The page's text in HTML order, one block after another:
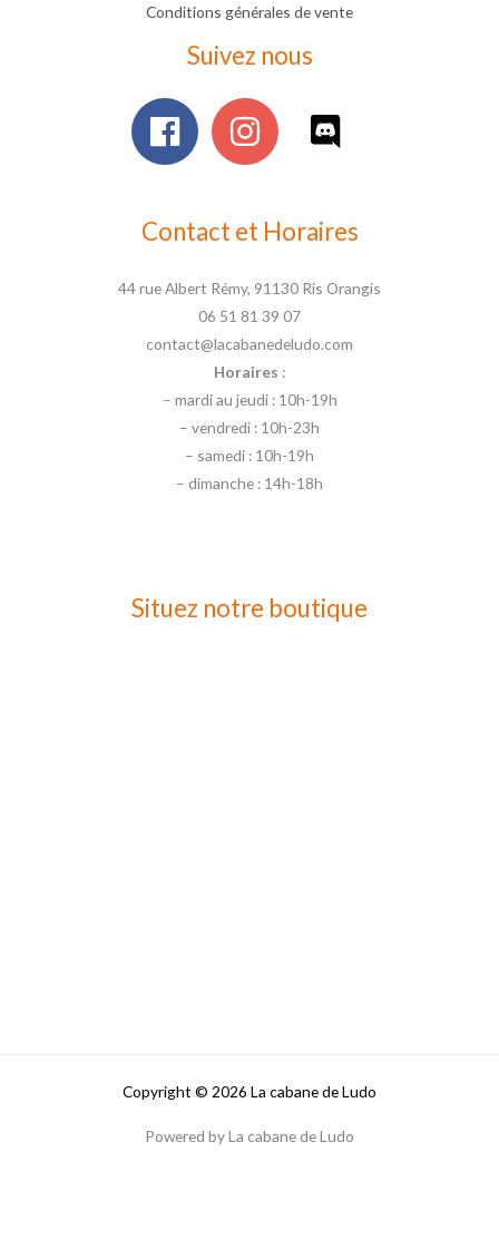
Conditions générales de vente
Suivez nous
Contact et Horaires
44 rue Albert Rémy, 91130 Ris Orangis
06 51 81 39 07
contact@lacabanedeludo.com
Horaires :
– mardi au jeudi : 10h-19h
– vendredi : 10h-23h
– samedi : 10h-19h
– dimanche : 14h-18h
Situez notre boutique
Copyright © 2026 La cabane de Ludo
Powered by La cabane de Ludo